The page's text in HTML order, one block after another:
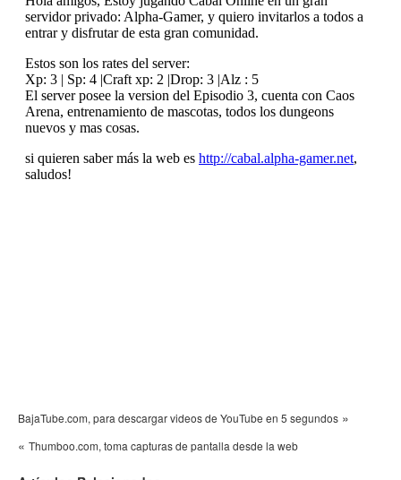
BajaTube.com, para descargar videos de YouTube en 5 segundos »
« Thumboo.com, toma capturas de pantalla desde la web